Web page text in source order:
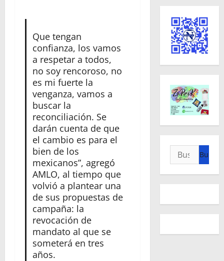
Que tengan
confianza, los vamos
a respetar a todos,
no soy rencoroso, no
es mi fuerte la
venganza, vamos a
buscar la
reconciliación. Se
darán cuenta de que
el cambio es para el
bien de los
mexicanos”, agregó
AMLO, al tiempo que
volvió a plantear una
de sus propuestas de
campaña: la
revocación de
mandato al que se
someterá en tres
años.
Buscar: